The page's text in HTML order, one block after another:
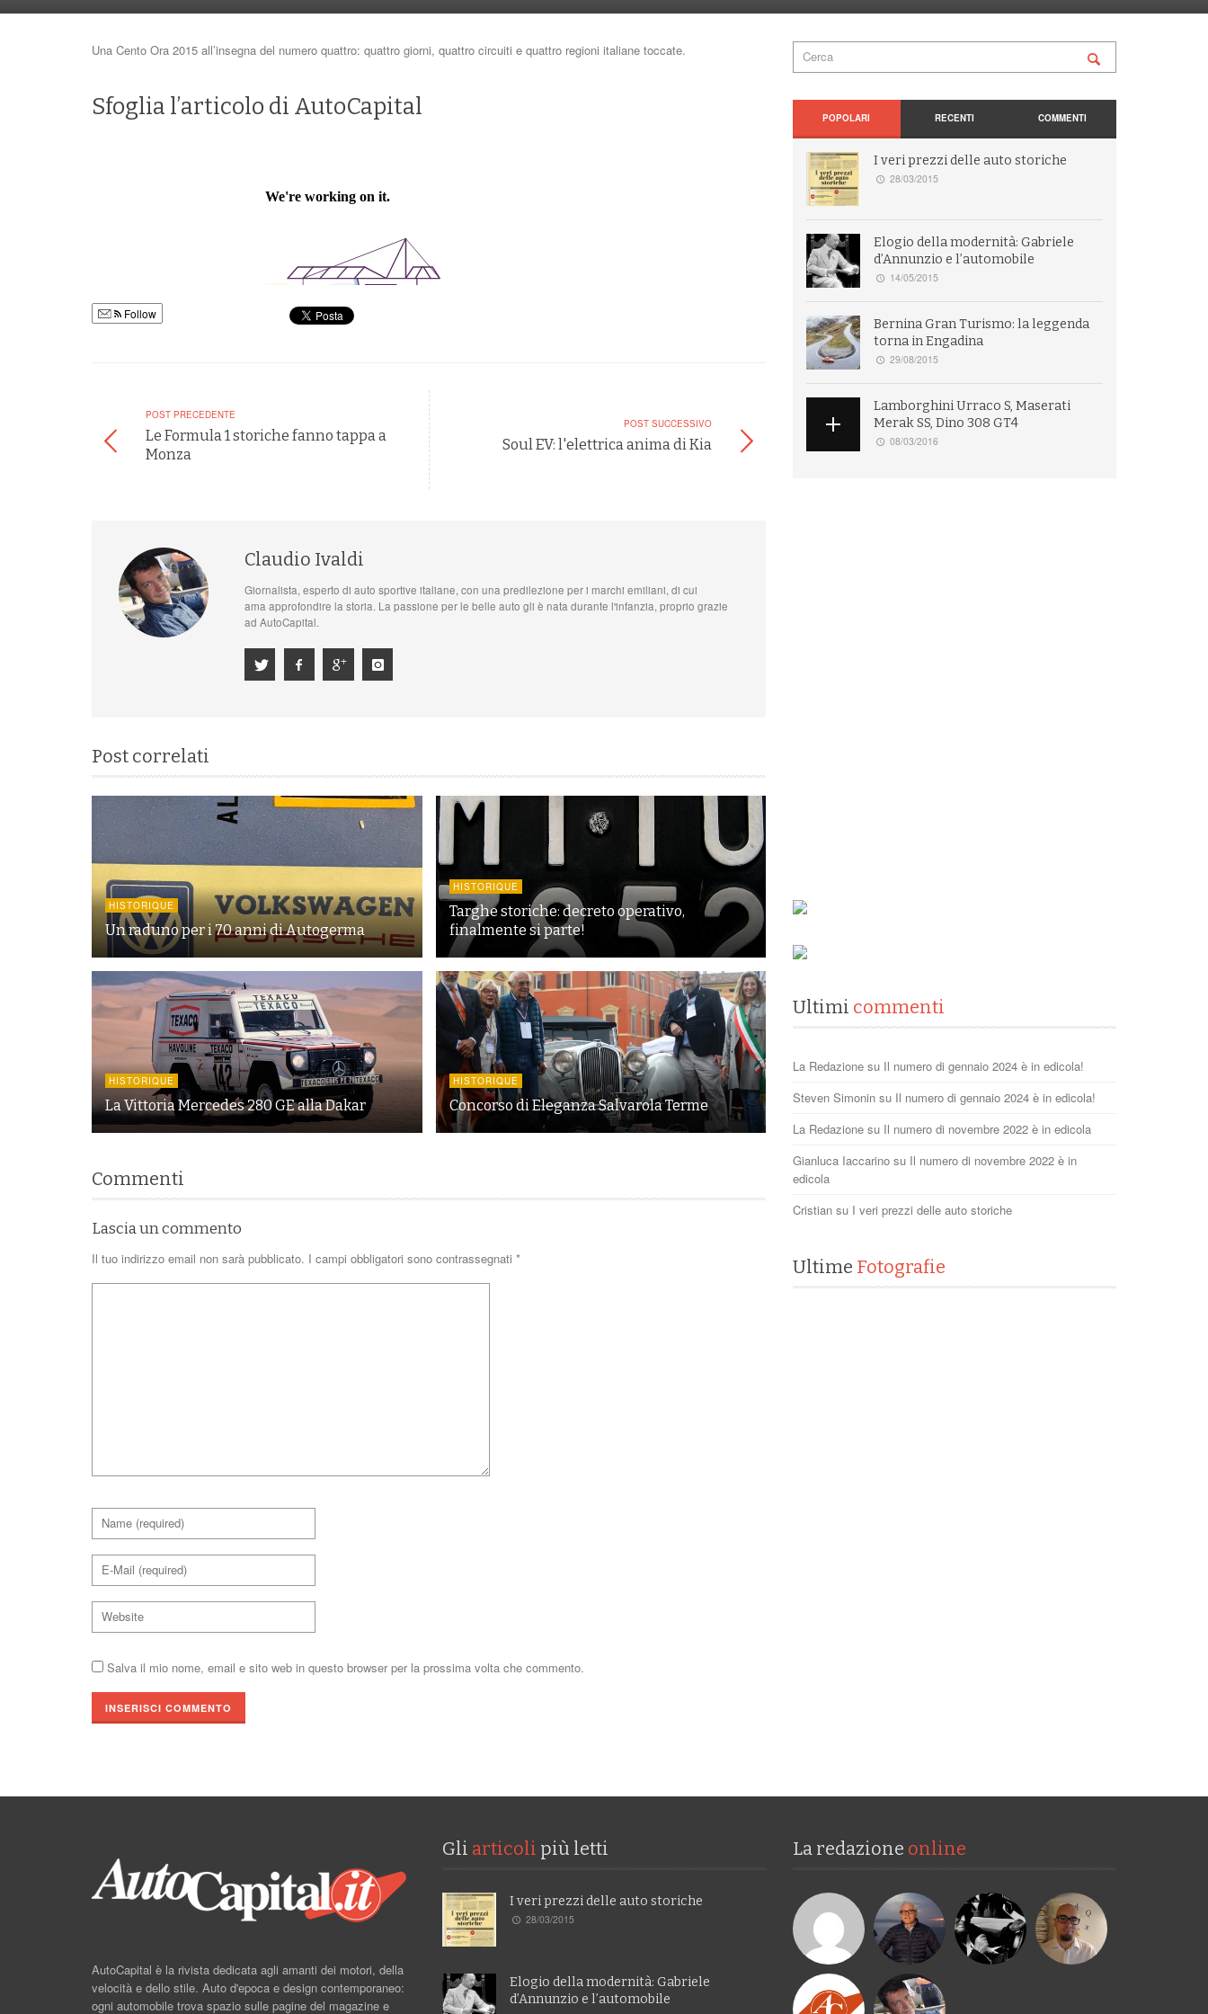
Una Cento Ora 2015 all’insegna del numero quattro: quattro giorni, quattro circuiti e quattro regioni italiane toccate.
Sfoglia l’articolo di AutoCapital
Follow
POST PRECEDENTE
Le Formula 1 storiche fanno tappa a
Monza
POST SUCCESSIVO
Soul EV: l'elettrica anima di Kia
Claudio Ivaldi
Giornalista, esperto di auto sportive italiane, con una predilezione per i marchi emiliani, di cui
ama approfondire la storia. La passione per le belle auto gli è nata durante l'infanzia, proprio grazie
ad AutoCapital.
Post correlati
HISTORIQUE
Un raduno per i 70 anni di Autogerma
HISTORIQUE
Targhe storiche: decreto operativo,
finalmente si parte!
HISTORIQUE
La Vittoria Mercedes 280 GE alla Dakar
HISTORIQUE
Concorso di Eleganza Salvarola Terme
Commenti
Lascia un commento
Il tuo indirizzo email non sarà pubblicato. I campi obbligatori sono contrassegnati *
Salva il mio nome, email e sito web in questo browser per la prossima volta che commento.
POPOLARI RECENTI COMMENTI
I veri prezzi delle auto storiche
28/03/2015
Elogio della modernità: Gabriele
d’Annunzio e l’automobile
14/05/2015
Bernina Gran Turismo: la leggenda
torna in Engadina
29/08/2015
Lamborghini Urraco S, Maserati
Merak SS, Dino 308 GT4
08/03/2016
Ultimi commenti
La Redazione su Il numero di gennaio 2024 è in edicola!
Steven Simonin su Il numero di gennaio 2024 è in edicola!
La Redazione su Il numero di novembre 2022 è in edicola
Gianluca Iaccarino su Il numero di novembre 2022 è in
edicola
Cristian su I veri prezzi delle auto storiche
Ultime Fotografie
AutoCapital è la rivista dedicata agli amanti dei motori, della
velocità e dello stile. Auto d'epoca e design contemporaneo:
ogni automobile trova spazio sulle pagine del magazine e
Gli articoli più letti
I veri prezzi delle auto storiche
28/03/2015
Elogio della modernità: Gabriele
d’Annunzio e l’automobile
La redazione online